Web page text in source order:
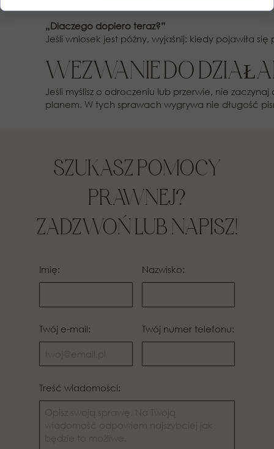
Pokaż, że próbowałeś/łaś zorganizować opiekę
„Dlaczego dopiero teraz?”
Jeśli wniosek jest późny, wyjaśnij: kiedy pojawiła
WEZWANIE DO
Jeśli myślisz o odroczeniu lub przerwie, nie
planem. W tych sprawach wygrywa nie długość
SZUKASZ POMOCY
PRAWNEJ?
ZADZWOŃ LUB NAPISZ!
Imię: Nazwisko:
Twój e-mail: Twój numer telefonu:
Treść wiadomości: